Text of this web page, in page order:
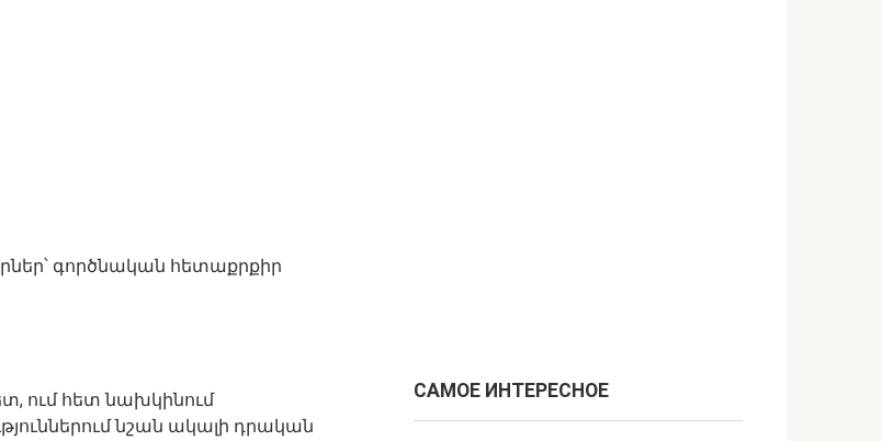
գործնական հետաքրքիր
ում հետ նախկինում
նշան ակալի դրական
САМОЕ ИНТЕРЕСНОЕ